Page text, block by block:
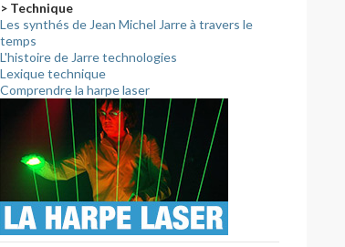
> Technique
Les synthés de Jean Michel Jarre à travers le
temps
L'histoire de Jarre technologies
Lexique technique
Comprendre la harpe laser